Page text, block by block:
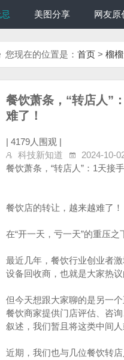
美图分享 网友原
您现在的位置是： 首页 > 榴
餐饮萧条，“转店人”
难了！
| 4179人围观 |
科技新知道
2024-10-
餐饮萧条，“转店人”：1天接
餐饮店的转让，越来越难了！
在“开一天，亏一天”的重压之
最近几年，餐饮行业创业者
设备回收商，也就是大家热议
但今天想跟大家聊的是另一
餐饮商家提供门店评估、咨
叙述，我们暂且将这类中间人
近期，我们也与几位餐饮转